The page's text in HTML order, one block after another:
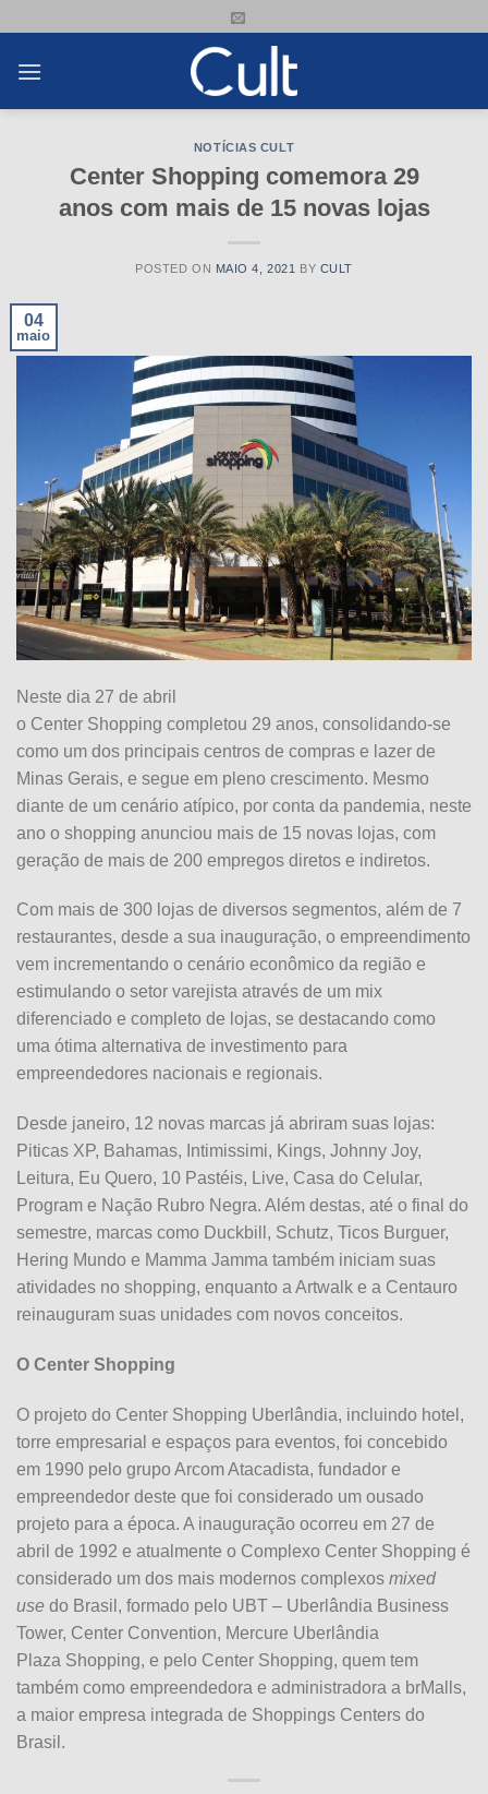
content
NOTÍCIAS CULT
Center Shopping comemora 29
anos com mais de 15 novas lojas
POSTED ON MAIO 4, 2021 BY CULT
04
maio
Neste dia 27 de abril
o Center Shopping completou 29 anos, consolidando-se
como um dos principais centros de compras e lazer de
Minas Gerais, e segue em pleno crescimento. Mesmo
diante de um cenário atípico, por conta da pandemia, neste
ano o shopping anunciou mais de 15 novas lojas, com
geração de mais de 200 empregos diretos e indiretos.
Com mais de 300 lojas de diversos segmentos, além de 7
restaurantes, desde a sua inauguração, o empreendimento
vem incrementando o cenário econômico da região e
estimulando o setor varejista através de um mix
diferenciado e completo de lojas, se destacando como
uma ótima alternativa de investimento para
empreendedores nacionais e regionais.
Desde janeiro, 12 novas marcas já abriram suas lojas:
Piticas XP, Bahamas, Intimissimi, Kings, Johnny Joy,
Leitura, Eu Quero, 10 Pastéis, Live, Casa do Celular,
Program e Nação Rubro Negra. Além destas, até o final do
semestre, marcas como Duckbill, Schutz, Ticos Burguer,
Hering Mundo e Mamma Jamma também iniciam suas
atividades no shopping, enquanto a Artwalk e a Centauro
reinauguram suas unidades com novos conceitos.
O Center Shopping
O projeto do Center Shopping Uberlândia, incluindo hotel,
torre empresarial e espaços para eventos, foi concebido
em 1990 pelo grupo Arcom Atacadista, fundador e
empreendedor deste que foi considerado um ousado
projeto para a época. A inauguração ocorreu em 27 de
abril de 1992 e atualmente o Complexo Center Shopping é
considerado um dos mais modernos complexos mixed
use do Brasil, formado pelo UBT – Uberlândia Business
Tower, Center Convention, Mercure Uberlândia
Plaza Shopping, e pelo Center Shopping, quem tem
também como empreendedora e administradora a brMalls,
a maior empresa integrada de Shoppings Centers do
Brasil.